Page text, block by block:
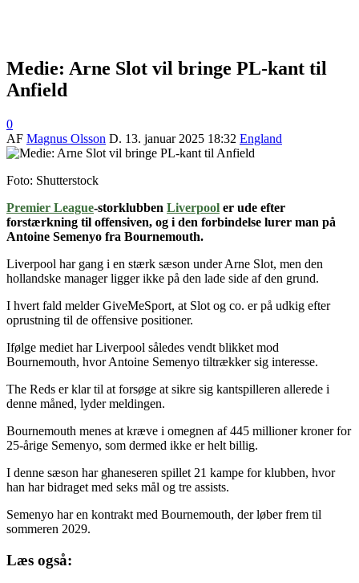
Medie: Arne Slot vil bringe PL-kant til
Anfield
0
AF Magnus Olsson D. 13. januar 2025 18:32 England
Foto: Shutterstock
Premier League-storklubben Liverpool er ude efter
forstærkning til offensiven, og i den forbindelse lurer man på
Antoine Semenyo fra Bournemouth.
Liverpool har gang i en stærk sæson under Arne Slot, men den
hollandske manager ligger ikke på den lade side af den grund.
I hvert fald melder GiveMeSport, at Slot og co. er på udkig efter
oprustning til de offensive positioner.
Ifølge mediet har Liverpool således vendt blikket mod
Bournemouth, hvor Antoine Semenyo tiltrækker sig interesse.
The Reds er klar til at forsøge at sikre sig kantspilleren allerede i
denne måned, lyder meldingen.
Bournemouth menes at kræve i omegnen af 445 millioner kroner for
25-årige Semenyo, som dermed ikke er helt billig.
I denne sæson har ghaneseren spillet 21 kampe for klubben, hvor
han har bidraget med seks mål og tre assists.
Semenyo har en kontrakt med Bournemouth, der løber frem til
sommeren 2029.
Læs også: